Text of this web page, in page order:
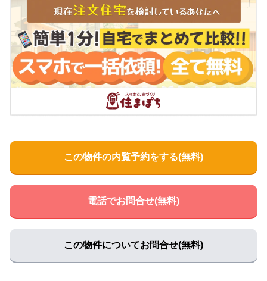
山口県宇部市昭和町１丁目２−１５ マップで見る
生協上宇部クリニック
住所:山口県宇部市海南町２−２５ マップで見る
たお内科クリニック
住所:
山口県宇部市島２丁目４−１１ マップで見る
山口大学医学部附属病院 診療科外来 耳鼻咽喉科
山口県Outpatient Clinical Building, １丁目-１-１ 南小
山口県宇部市南小串１丁目１−１ 本館 マップで見る
住所:山口県宇部市昭和町４丁目４−１６ マップで見る
医療法人 博愛会 宇部記念病院
住所:山口県宇部市上町１丁目４−１１ マップで見る
この物件の内覧予約をする(無料)
電話でお問合せ(無料)
この物件についてお問合せ(無料)